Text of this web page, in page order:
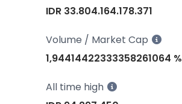
IDR 33.804.164.178.371
Volume / Market Cap
1,94414422333358261064 %
All time high